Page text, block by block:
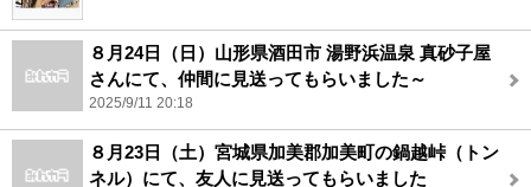
８月24日（日）山形県酒田市 湯野浜温泉 真砂子屋
さんにて、仲間に見送ってもらいました～
2025/9/11 20:18
８月23日（土）宮城県加美郡加美町の鍋越峠（トン
ネル）にて、友人に見送ってもらいました